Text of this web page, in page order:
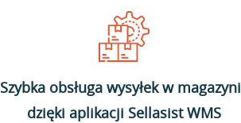
Szybka obsługa wysyłek w
dzięki aplikacji Sellasist WMS